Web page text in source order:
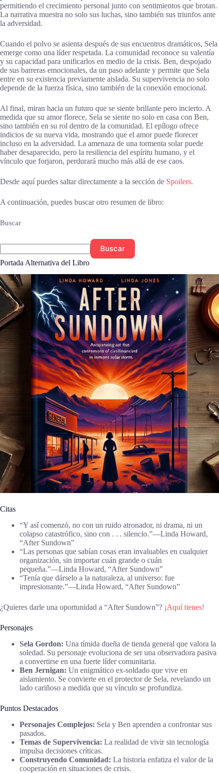
permitiendo el crecimiento personal junto con sentimientos que brotan.
La narrativa muestra no solo sus luchas, sino también sus triunfos ante
la adversidad.
Cuando el polvo se asienta después de sus encuentros dramáticos, Sela
emerge como una líder respetada. La comunidad reconoce su valentía
y su capacidad para unificarlos en medio de la crisis. Ben, despojado
de sus barreras emocionales, da un paso adelante y permite que Sela
entre en su existencia previamente aislada. Su supervivencia no solo
depende de la fuerza física, sino también de la conexión emocional.
Al final, miran hacia un futuro que se siente brillante pero incierto. A
medida que su amor florece, Sela se siente no solo en casa con Ben,
sino también en su rol dentro de la comunidad. El epílogo ofrece
indicios de su nueva vida, mostrando que el amor puede florecer
incluso en la adversidad. La amenaza de una tormenta solar puede
haber desaparecido, pero la resiliencia del espíritu humano, y el
vínculo que forjaron, perdurará mucho más allá de ese caos.
Desde aquí puedes saltar directamente a la sección de Spoilers.
A continuación, puedes buscar otro resumen de libro:
Buscar
Buscar
Portada Alternativa del Libro
Citas
“Y así comenzó, no con un ruido atronador, ni drama, ni un
colapso catastrófico, sino con . . . silencio.”―Linda Howard,
“After Sundown”
“Las personas que sabían cosas eran invaluables en cualquier
organización, sin importar cuán grande o cuán
pequeña.”―Linda Howard, “After Sundown”
“Tenía que dárselo a la naturaleza, al universo: fue
impresionante.”―Linda Howard, “After Sundown”
¿Quieres darle una oportunidad a “After Sundown”? ¡Aquí tienes!
Personajes
Sela Gordon: Una tímida dueña de tienda general que valora la
soledad. Su personaje evoluciona de ser una observadora pasiva
a convertirse en una fuerte líder comunitaria.
Ben Jernigan: Un enigmático ex-soldado que vive en
aislamiento. Se convierte en el protector de Sela, revelando un
lado cariñoso a medida que su vínculo se profundiza.
Puntos Destacados
Personajes Complejos: Sela y Ben aprenden a confrontar sus
pasados.
Temas de Supervivencia: La realidad de vivir sin tecnología
impulsa decisiones críticas.
Construyendo Comunidad: La historia enfatiza el valor de la
cooperación en situaciones de crisis.